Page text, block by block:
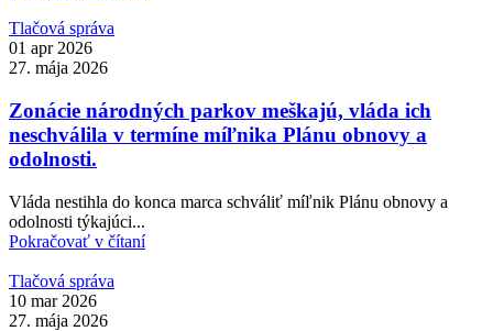
Tlačová správa
01 apr 2026
27. mája 2026
Zonácie národných parkov meškajú, vláda ich
neschválila v termíne míľnika Plánu obnovy a
odolnosti.
Vláda nestihla do konca marca schváliť míľnik Plánu obnovy a
odolnosti týkajúci...
Pokračovať v čítaní
Tlačová správa
10 mar 2026
27. mája 2026